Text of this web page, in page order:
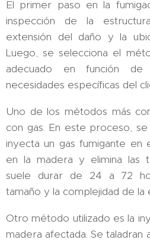
El primer paso en la
inspección de la
extensión del daño y la
Luego, se selecciona el
adecuado en función
necesidades específicas del
Uno de los métodos más
con gas. En este proceso,
inyecta un gas fumigante en
en la madera y elimina las
suele durar de 24 a 72
tamaño y la complejidad de la
Otro método utilizado es la
madera afectada. Se taladran